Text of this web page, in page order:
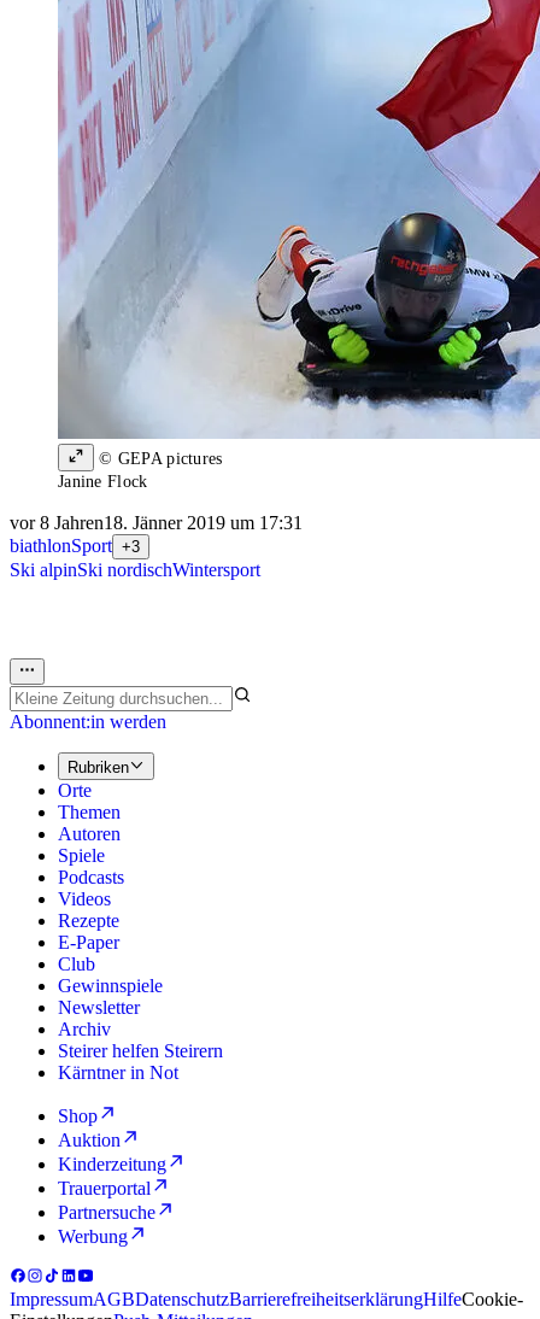
© GEPA pictures
Janine Flock
vor 8 Jahren18. Jänner 2019 um 17:31
biathlonSport +3
Ski alpinSki nordischWintersport
Abonnent:in werden
Rubriken
Orte
Themen
Autoren
Spiele
Podcasts
Videos
Rezepte
E-Paper
Club
Gewinnspiele
Newsletter
Archiv
Steirer helfen Steirern
Kärntner in Not
Shop
Auktion
Kinderzeitung
Trauerportal
Partnersuche
Werbung
ImpressumAGBDatenschutzBarrierefreiheitserklärungHilfeCookie-